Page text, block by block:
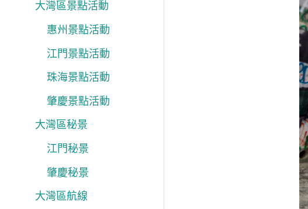
大灣區景點活動
惠州景點活動
江門景點活動
珠海景點活動
肇慶景點活動
大灣區秘景
江門秘景
肇慶秘景
大灣區航線